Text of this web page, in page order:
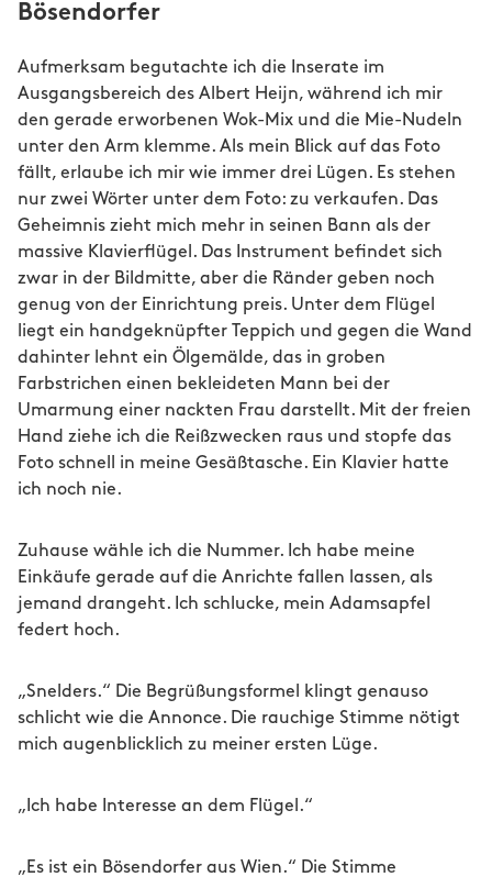
Bösendorfer
Aufmerksam begutachte ich die Inserate im
Ausgangsbereich des Albert Heijn, während ich mir
den gerade erworbenen Wok-Mix und die Mie-Nudeln
unter den Arm klemme. Als mein Blick auf das Foto
fällt, erlaube ich mir wie immer drei Lügen. Es stehen
nur zwei Wörter unter dem Foto: zu verkaufen. Das
Geheimnis zieht mich mehr in seinen Bann als der
massive Klavierflügel. Das Instrument befindet sich
zwar in der Bildmitte, aber die Ränder geben noch
genug von der Einrichtung preis. Unter dem Flügel
liegt ein handgeknüpfter Teppich und gegen die Wand
dahinter lehnt ein Ölgemälde, das in groben
Farbstrichen einen bekleideten Mann bei der
Umarmung einer nackten Frau darstellt. Mit der freien
Hand ziehe ich die Reißzwecken raus und stopfe das
Foto schnell in meine Gesäßtasche. Ein Klavier hatte
ich noch nie.
Zuhause wähle ich die Nummer. Ich habe meine
Einkäufe gerade auf die Anrichte fallen lassen, als
jemand drangeht. Ich schlucke, mein Adamsapfel
federt hoch.
„Snelders.“ Die Begrüßungsformel klingt genauso
schlicht wie die Annonce. Die rauchige Stimme nötigt
mich augenblicklich zu meiner ersten Lüge.
„Ich habe Interesse an dem Flügel.“
„Es ist ein Bösendorfer aus Wien.“ Die Stimme